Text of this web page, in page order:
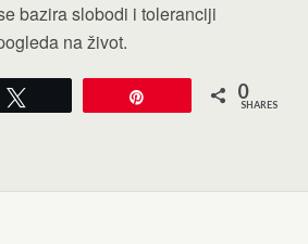
bazira slobodi i toleranciji
na život.
0
SHARES